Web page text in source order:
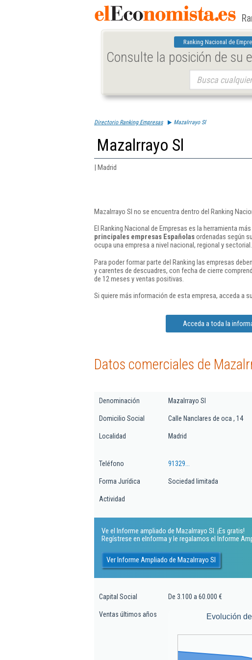
Ranking Nacional de
Consulte la posición de su
Directorio Ranking Empresas Mazalrrayo Sl
Mazalrrayo Sl
| Madrid
Mazalrrayo Sl no se encuentra dentro del Ranking
El Ranking Nacional de Empresas es la herramienta
principales empresas Españolasordenadas según
ocupa una empresa a nivel nacional, regional y sectorial.
Para poder formar parte del Ranking las empresas
y carentes de descuadres, con fecha de cierre
de 12 meses y ventas positivas.
Si quiere más información de esta empresa, acceda a
Acceda a toda la
Datos comerciales de
Denominación Mazalrrayo Sl
Domicilio Social Calle Nanclares de oca , 14
Localidad Madrid
Teléfono 91329...
Forma Jurídica Sociedad limitada
Actividad
Ve el Informe ampliado de Mazalrrayo Sl. ¡Es gratis!
Regístrese en eInforma y le regalamos el Informe
Ver Informe Ampliado de Mazalrrayo Sl
Capital Social De 3.100 a 60.000 €
Ventas últimos años Evolución